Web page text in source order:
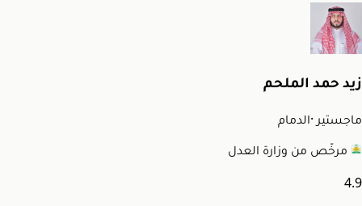
زيد حمد الملحم
ماجستير·الدمام
مرخّص من وزارة العدل
4.9